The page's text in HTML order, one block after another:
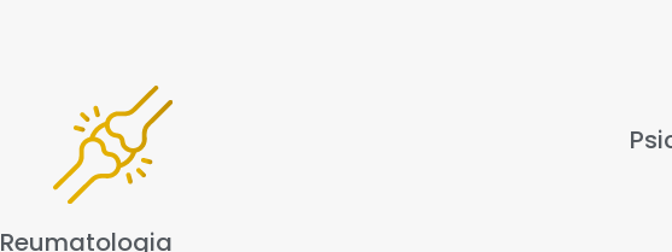
Reumatologia